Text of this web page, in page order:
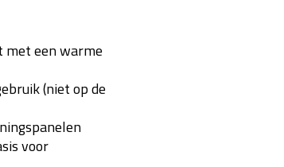
met een warme
(niet op de
voor